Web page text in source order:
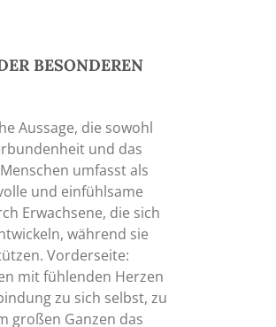
BESONDEREN
Aussage, die sowohl
und das
umfasst als
und einfühlsame
Erwachsene, die sich
während sie
Vorderseite:
mit fühlenden Herzen
zu sich selbst, zu
großen Ganzen das